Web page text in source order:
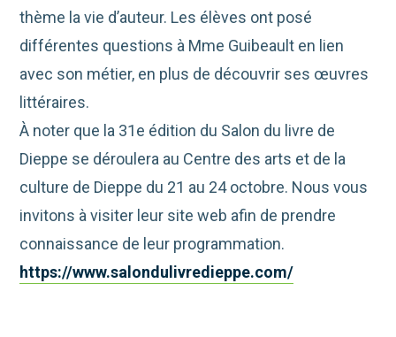
thème la vie d’auteur. Les élèves ont posé
différentes questions à Mme Guibeault en lien
avec son métier, en plus de découvrir ses œuvres
littéraires.
À noter que la 31e édition du Salon du livre de
Dieppe se déroulera au Centre des arts et de la
culture de Dieppe du 21 au 24 octobre. Nous vous
invitons à visiter leur site web afin de prendre
connaissance de leur programmation.
https://www.salondulivredieppe.com/